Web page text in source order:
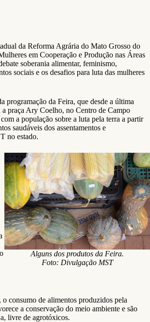
da Reforma Agrária do Mato Grosso do
em Cooperação e Produção nas Áreas
soberania alimentar, feminismo,
sociais e os desafios para luta das mulheres
programação da Feira, que desde a última
praça Ary Coelho, no Centro de Campo
a população sobre a luta pela terra a partir
saudáveis dos assentamentos e
no estado.
Alguns dos produtos da Feira.
Foto: Divulgação MST
consumo de alimentos produzidos pela
a conservação do meio ambiente e são
livre de agrotóxicos.